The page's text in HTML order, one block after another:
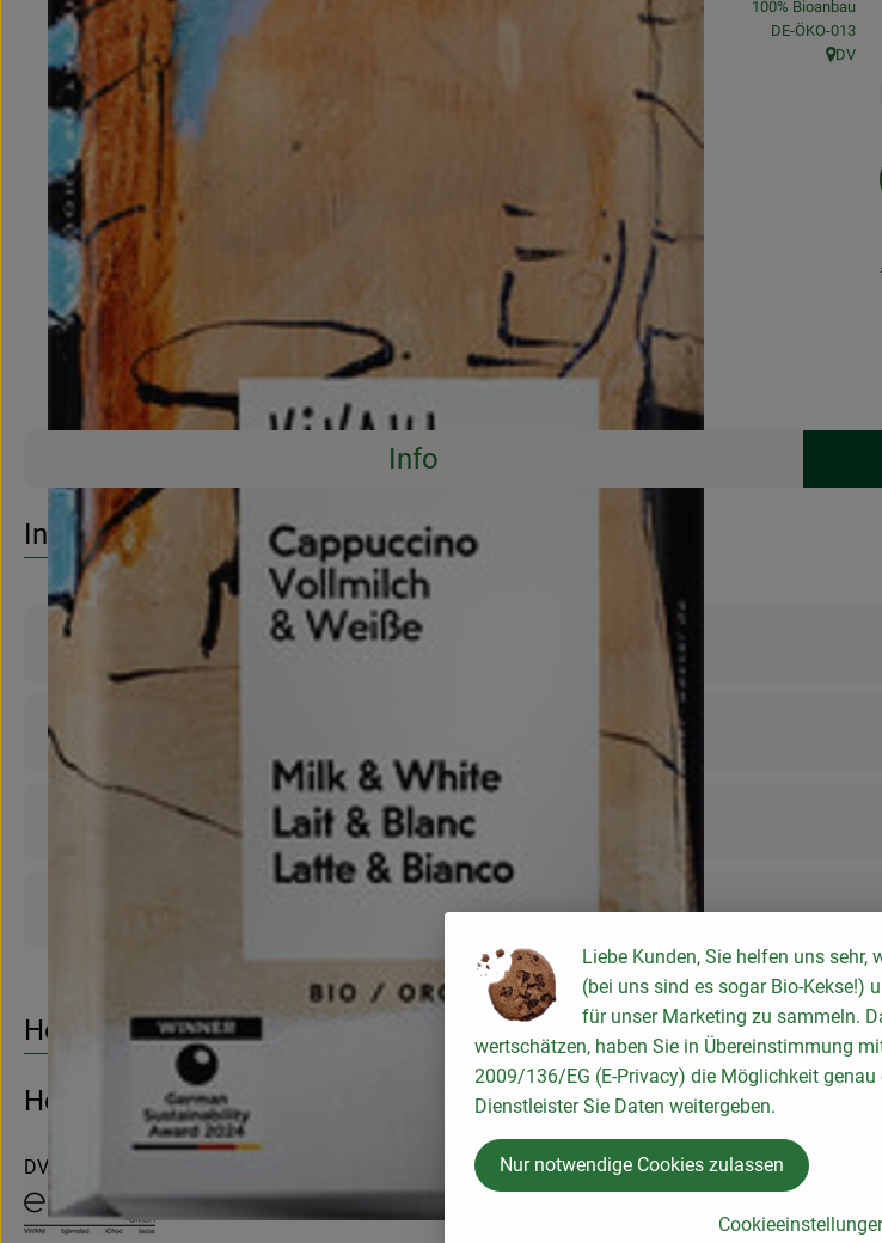
100% Bioanbau
, Kontrollstelle:
DE-ÖKO-013
,
DV
Rezepte
Info
Entdecke passende Rezepte
Es wurden keine passenden Rezepte
Info
Produktinformationen
Zutaten
Nährwert-Info
Herkunft
Hersteller: Vivani
DV
Liebe Kunden, Sie helfen uns sehr,
(bei uns sind es sogar Bio-Kekse!)
für unser Marketing zu sammeln.
wertschätzen, haben Sie in Übereinstimmung
2009/136/EG (E-Privacy) die Möglichkeit genau
Dienstleister Sie Daten weitergeben.
Nur notwendige Cookies zulassen